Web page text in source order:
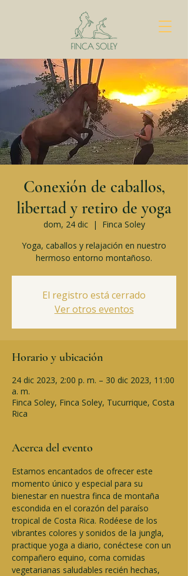
Conexión de caballos,
libertad y retiro de yoga
dom, 24 dic
  |
Finca Soley
Yoga, caballos y relajación en nuestro
hermoso entorno montañoso.
El registro está cerrado
Ver otros eventos
Horario y ubicación
24 dic 2023, 2:00 p. m. – 30 dic 2023, 11:00
a. m.
Finca Soley, Finca Soley, Tucurrique, Costa
Rica
Acerca del evento
Estamos encantados de ofrecer este
momento único y especial para su
bienestar en nuestra finca de montaña
escondida en el corazón del paraíso
tropical de Costa Rica. Rodéese de los
vibrantes colores y sonidos de la jungla,
practique yoga a diario, conéctese con un
compañero equino, coma comidas
vegetarianas saludables recién hechas,